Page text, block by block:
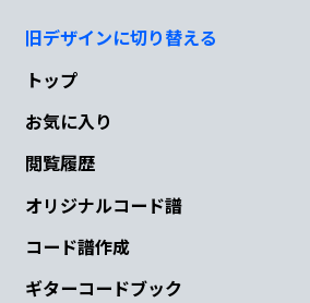
旧デザインに切り替える
トップ
お気に入り
閲覧履歴
オリジナルコード譜
コード譜作成
ギターコードブック